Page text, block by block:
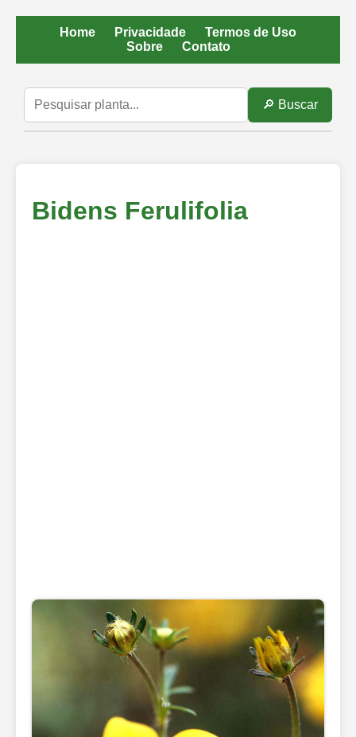
Home Privacidade
Termos de Uso
Sobre
Contato
🔎 Buscar
Bidens Ferulifolia